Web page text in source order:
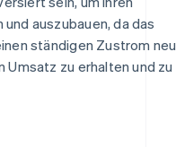
auszubauen, da das
ständigen Zustrom
Umsatz zu erhalten und zu